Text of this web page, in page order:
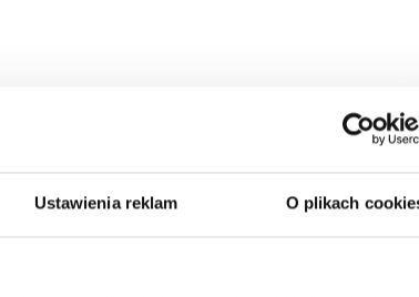
Ustawienia reklam O plikach